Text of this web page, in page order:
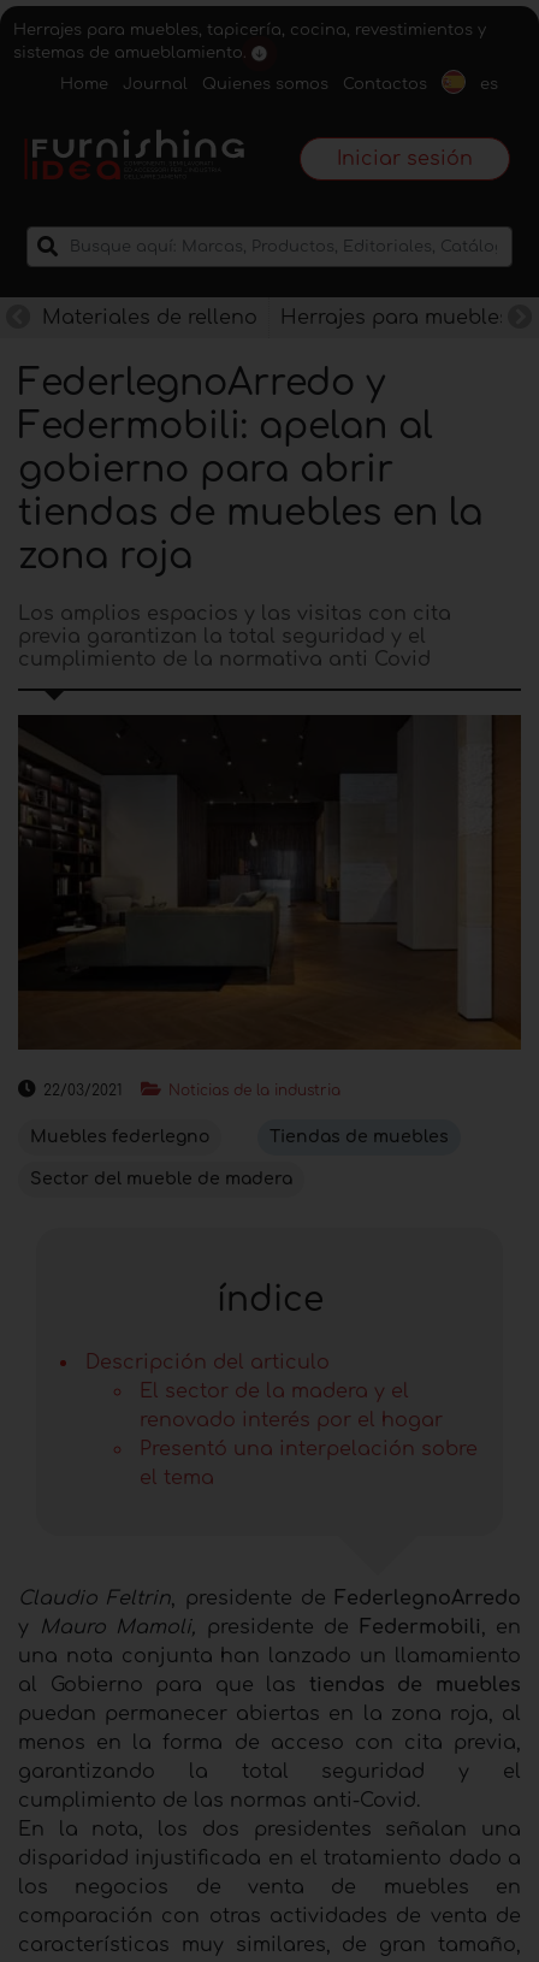
Herrajes para muebles, tapicería, cocina, revestimientos y
sistemas de amueblamiento.
Home
Journal Quienes somos Contactos es
Iniciar sesión
Materiales de relleno Herrajes para muebles
FederlegnoArredo y
Federmobili: apelan al
gobierno para abrir
tiendas de muebles en la
zona roja
Los amplios espacios y las visitas con cita
previa garantizan la total seguridad y el
cumplimiento de la normativa anti Covid
22/03/2021 Noticias de la industria
Muebles federlegno Tiendas de muebles
Sector del mueble de madera
índice
Descripción del articulo
El sector de la madera y el
renovado interés por el hogar
Presentó una interpelación sobre
el tema
Claudio Feltrin, presidente de FederlegnoArredo
y
Mauro Mamoli, presidente de Federmobili, en
una nota conjunta han lanzado un llamamiento
al Gobierno para que las tiendas de muebles
puedan permanecer abiertas en la zona roja, al
menos en la forma de acceso con cita previa,
garantizando la total seguridad y el
cumplimiento de las normas anti-Covid.
En la nota, los dos presidentes señalan una
disparidad injustificada en el tratamiento dado a
los negocios de venta de muebles en
comparación con otras actividades de venta de
características muy similares, de gran tamaño,